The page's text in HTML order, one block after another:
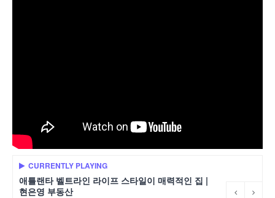
CURRENTLY PLAYING
애틀랜타 벨트라인 라이프 스타일이 매력적인 집 |
현은영 부동산